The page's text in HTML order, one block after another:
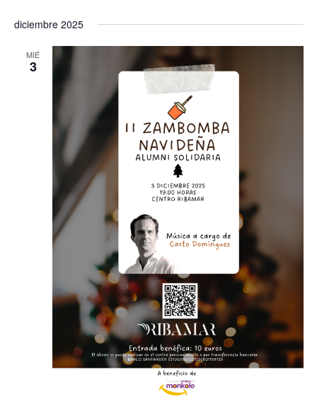
diciembre 2025
MIÉ
3